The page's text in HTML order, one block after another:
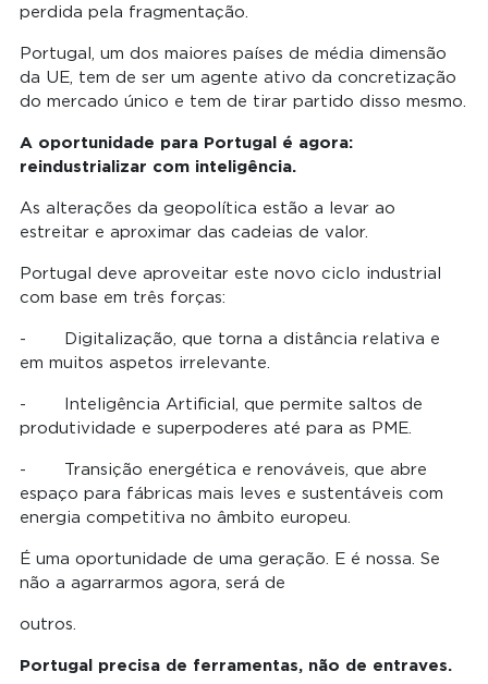
perdida pela fragmentação.
Portugal, um dos maiores países de média dimensão
da UE, tem de ser um agente ativo da concretização
do mercado único e tem de tirar partido disso mesmo.
A oportunidade para Portugal é agora:
reindustrializar com inteligência.
As alterações da geopolítica estão a levar ao
estreitar e aproximar das cadeias de valor.
Portugal deve aproveitar este novo ciclo industrial
com base em três forças:
- Digitalização, que torna a distância relativa e
em muitos aspetos irrelevante.
- Inteligência Artificial, que permite saltos de
produtividade e superpoderes até para as PME.
- Transição energética e renováveis, que abre
espaço para fábricas mais leves e sustentáveis com
energia competitiva no âmbito europeu.
É uma oportunidade de uma geração. E é nossa. Se
não a agarrarmos agora, será de
outros.
Portugal precisa de ferramentas, não de entraves.